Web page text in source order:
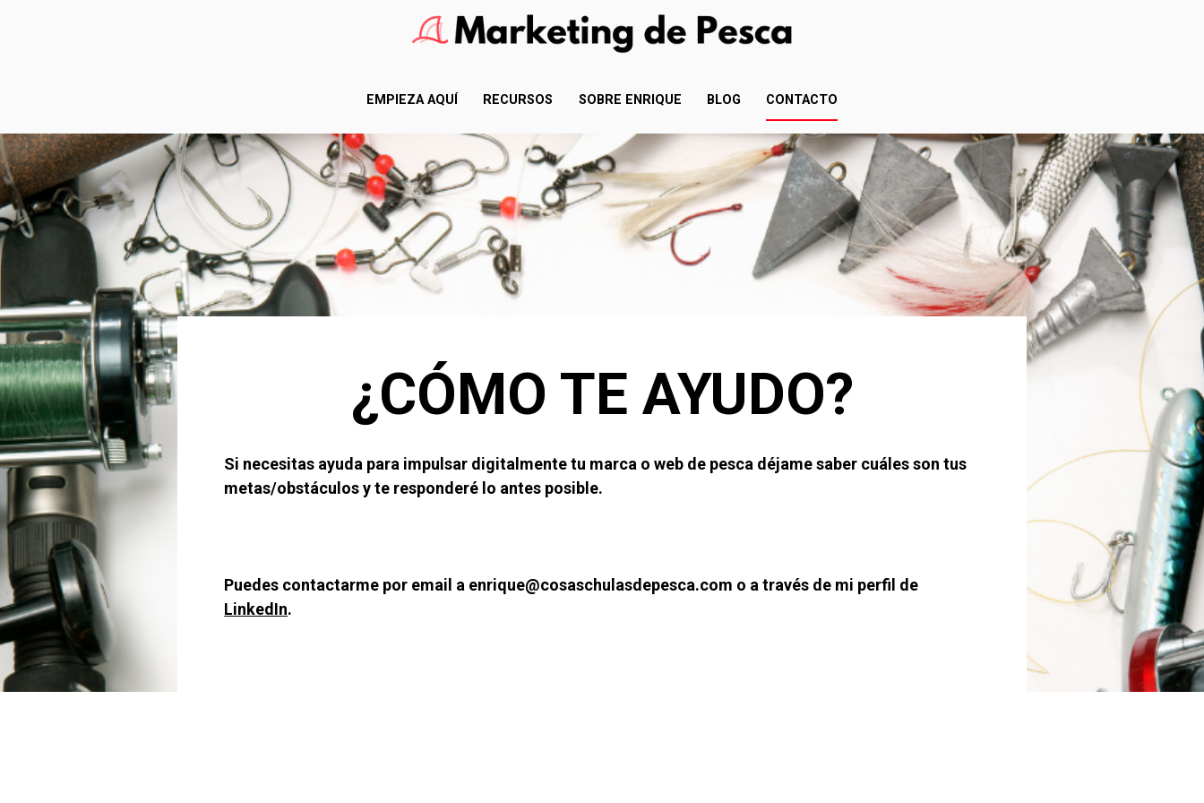
EMPIEZA AQUÍ RECURSOS SOBRE ENRIQUE BLOG CONTACTO
¿CÓMO TE AYUDO?
Si necesitas ayuda para impulsar digitalmente tu marca o web de pesca déjame saber cuáles son tus
metas/obstáculos y te responderé lo antes posible.
LinkedIn.